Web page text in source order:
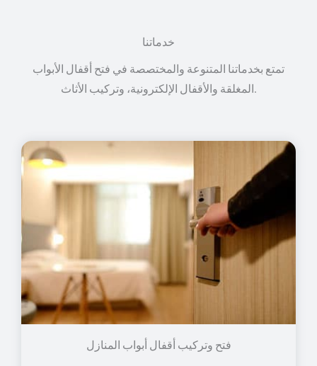
خدماتنا
تمتع بخدماتنا المتنوعة والمختصصة في فتح أقفال الأبواب
فتح وتركيب أقفال أبواب المنازل